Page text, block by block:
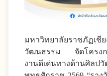
มหาวิทยาลัยราชภัฏเชี
วัฒนธรรม จัดโครงกา
งานดีเด่นทางด้าน